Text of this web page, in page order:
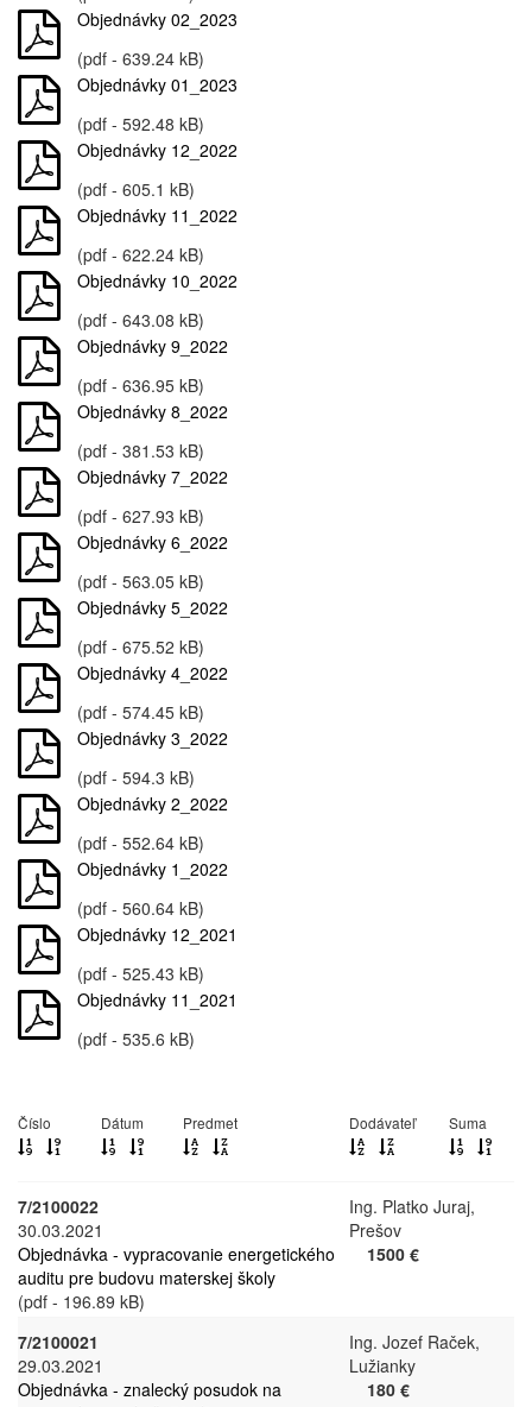
Objednávky 02_2023
(pdf - 639.24 kB)
Objednávky 01_2023
(pdf - 592.48 kB)
Objednávky 12_2022
(pdf - 605.1 kB)
Objednávky 11_2022
(pdf - 622.24 kB)
Objednávky 10_2022
(pdf - 643.08 kB)
Objednávky 9_2022
(pdf - 636.95 kB)
Objednávky 8_2022
(pdf - 381.53 kB)
Objednávky 7_2022
(pdf - 627.93 kB)
Objednávky 6_2022
(pdf - 563.05 kB)
Objednávky 5_2022
(pdf - 675.52 kB)
Objednávky 4_2022
(pdf - 574.45 kB)
Objednávky 3_2022
(pdf - 594.3 kB)
Objednávky 2_2022
(pdf - 552.64 kB)
Objednávky 1_2022
(pdf - 560.64 kB)
Objednávky 12_2021
(pdf - 525.43 kB)
Objednávky 11_2021
(pdf - 535.6 kB)
Číslo Dátum Predmet Dodávateľ Suma
7/2100022
30.03.2021
Objednávka - vypracovanie energetického
auditu pre budovu materskej školy
(pdf - 196.89 kB)
Ing. Platko Juraj,
Prešov
1500 €
7/2100021
29.03.2021
Objednávka - znalecký posudok na
Ing. Jozef Raček,
Lužianky
180 €